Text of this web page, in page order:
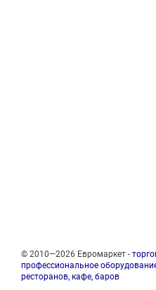
© 2010—2026 Евромаркет -
профессиональное
ресторанов, кафе, баров